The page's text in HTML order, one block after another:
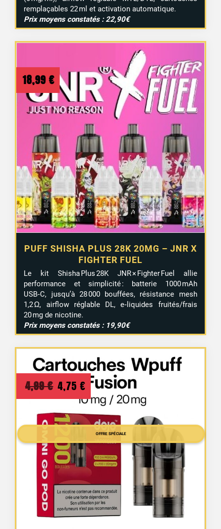
2 avis
remplaçables 22 ml et activation automatique.
Prix moyens constatés : 22,90€
PUFF SHISHA PLUS 28K 20MG – JNR X
FIGHTER FUEL
18,99 €
Le kit Shisha Plus 28K JNR × Fighter Fuel allie
performance et simplicité : batterie 1000 mAh
USB‑C, jusqu’à 28 000 bouffées, résistance mesh
1,2 Ω, airflow réglable DL, e‑liquides fruités/frais
20 mg de nicotine.
Prix moyens constatés : 19,90€
OFFRE SPÉCIALE
4,99€ Le
prix
initial
4,99 €.
4,75 € Le
prix
actuel
est :
4,75 €.